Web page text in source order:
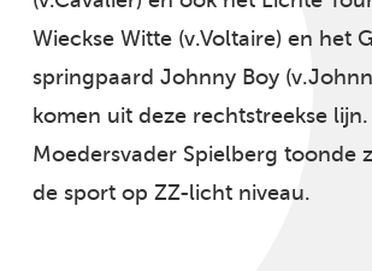
Wieckse Witte (v.Voltaire) en het
springpaard Johnny Boy
komen uit deze rechtstreekse lijn.
Moedersvader Spielberg toonde
de sport op ZZ-licht niveau.